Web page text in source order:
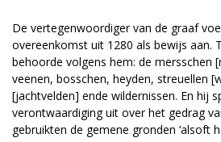
De vertegenwoordiger van de graaf
overeenkomst uit 1280 als bewijs aan.
behoorde volgens hem: de mersschen
veenen, bosschen, heyden, streuellen
[jachtvelden] ende wildernissen. En hij
verontwaardiging uit over het gedrag
gebruikten de gemene gronden ‘alsoft